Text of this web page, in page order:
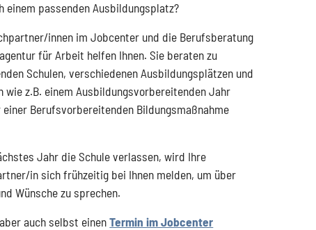
einem passenden Ausbildungsplatz?
innen im Jobcenter und die Berufsberatung
für Arbeit helfen Ihnen. Sie beraten zu
Schulen, verschiedenen Ausbildungsplätzen und
wie z.B. einem Ausbildungsvorbereitenden Jahr
einer Berufsvorbereitenden Bildungsmaßnahme
Jahr die Schule verlassen, wird Ihre
in sich frühzeitig bei Ihnen melden, um über
Wünsche zu sprechen.
auch selbst einenTermin im Jobcenter